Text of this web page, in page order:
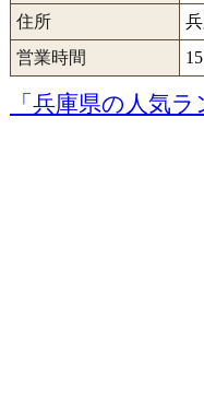
住所
営業時間
「兵庫県の人気